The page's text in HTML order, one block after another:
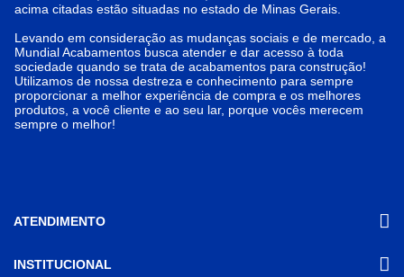
acima citadas estão situadas no estado de Minas Gerais.
Levando em consideração as mudanças sociais e de mercado, a
Mundial Acabamentos busca atender e dar acesso à toda
sociedade quando se trata de acabamentos para construção!
Utilizamos de nossa destreza e conhecimento para sempre
proporcionar a melhor experiência de compra e os melhores
produtos, a você cliente e ao seu lar, porque vocês merecem
sempre o melhor!
ATENDIMENTO
INSTITUCIONAL